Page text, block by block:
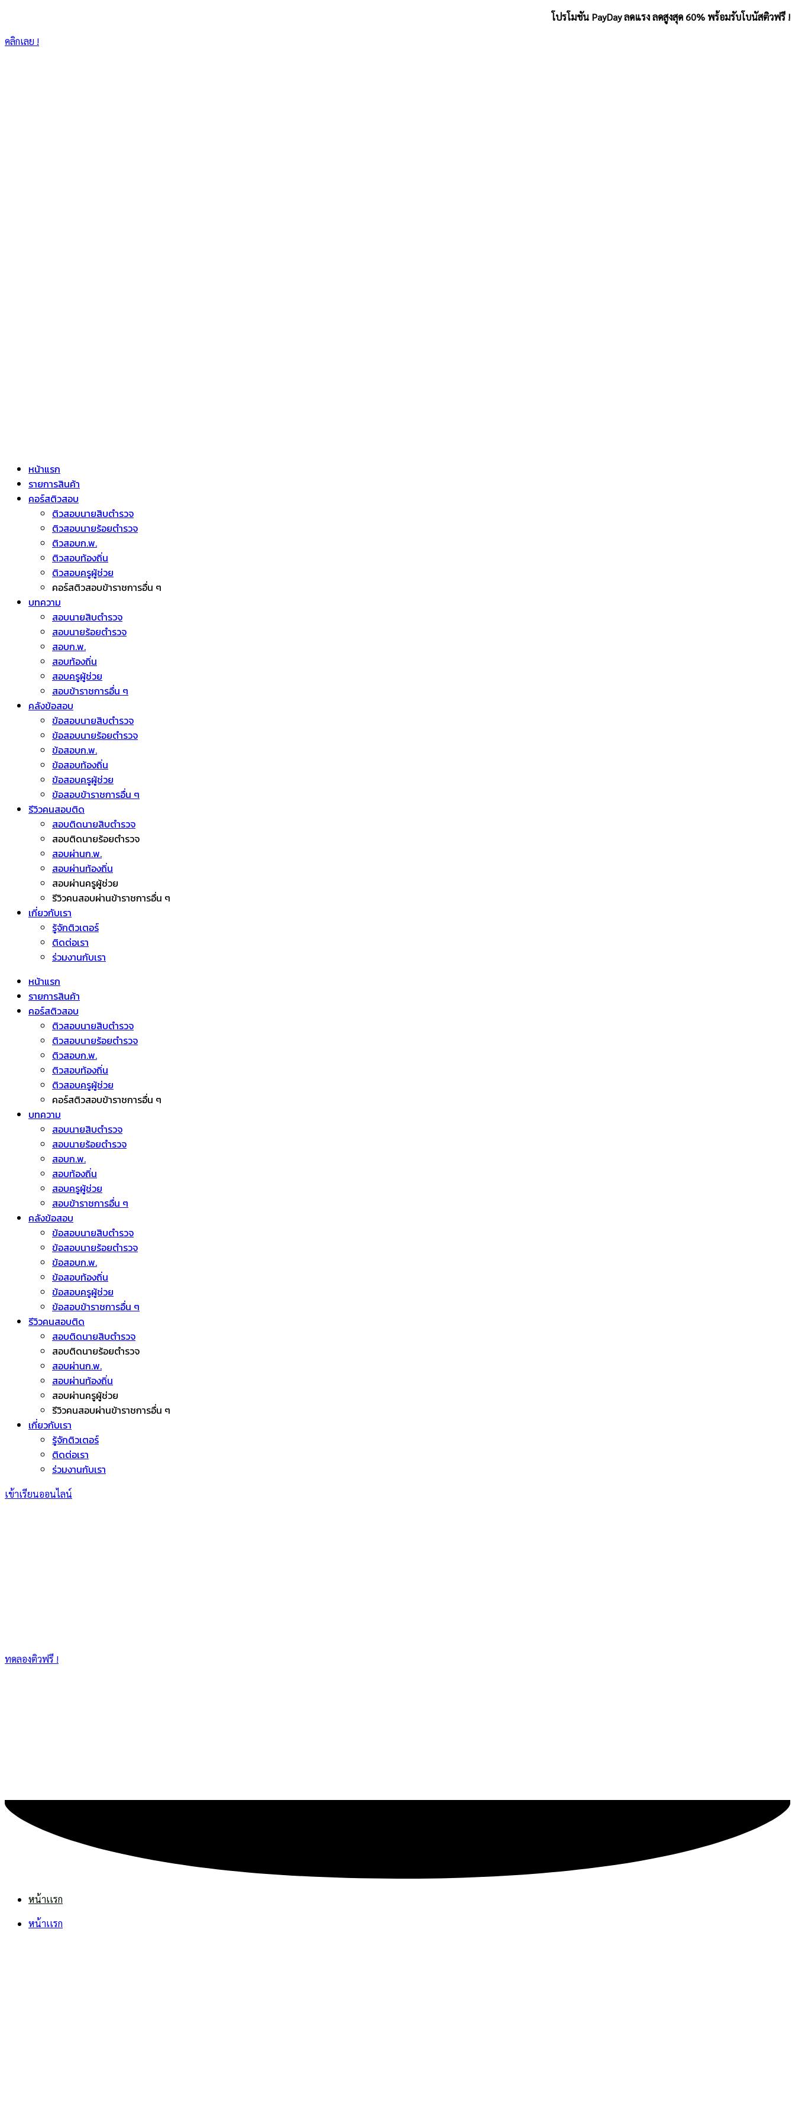
โปรโมชัน PayDay ลดแรง ลดสูงสุด 60% พร้อมรับโบนัสติวฟรี !
คลิกเลย !
หน้าแรก
รายการสินค้า
คอร์สติวสอบ
ติวสอบนายสิบตำรวจ
ติวสอบนายร้อยตำรวจ
ติวสอบก.พ.
ติวสอบท้องถิ่น
ติวสอบครูผู้ช่วย
คอร์สติวสอบข้าราชการอื่น ๆ
บทความ
สอบนายสิบตำรวจ
สอบนายร้อยตำรวจ
สอบก.พ.
สอบท้องถิ่น
สอบครูผู้ช่วย
สอบข้าราชการอื่น ๆ
คลังข้อสอบ
ข้อสอบนายสิบตำรวจ
ข้อสอบนายร้อยตำรวจ
ข้อสอบก.พ.
ข้อสอบท้องถิ่น
ข้อสอบครูผู้ช่วย
ข้อสอบข้าราชการอื่น ๆ
รีวิวคนสอบติด
สอบติดนายสิบตำรวจ
สอบติดนายร้อยตำรวจ
สอบผ่านก.พ.
สอบผ่านท้องถิ่น
สอบผ่านครูผู้ช่วย
รีวิวคนสอบผ่านข้าราชการอื่น ๆ
เกี่ยวกับเรา
รู้จักติวเตอร์
ติดต่อเรา
ร่วมงานกับเรา
หน้าแรก
รายการสินค้า
คอร์สติวสอบ
ติวสอบนายสิบตำรวจ
ติวสอบนายร้อยตำรวจ
ติวสอบก.พ.
ติวสอบท้องถิ่น
ติวสอบครูผู้ช่วย
คอร์สติวสอบข้าราชการอื่น ๆ
บทความ
สอบนายสิบตำรวจ
สอบนายร้อยตำรวจ
สอบก.พ.
สอบท้องถิ่น
สอบครูผู้ช่วย
สอบข้าราชการอื่น ๆ
คลังข้อสอบ
ข้อสอบนายสิบตำรวจ
ข้อสอบนายร้อยตำรวจ
ข้อสอบก.พ.
ข้อสอบท้องถิ่น
ข้อสอบครูผู้ช่วย
ข้อสอบข้าราชการอื่น ๆ
รีวิวคนสอบติด
สอบติดนายสิบตำรวจ
สอบติดนายร้อยตำรวจ
สอบผ่านก.พ.
สอบผ่านท้องถิ่น
สอบผ่านครูผู้ช่วย
รีวิวคนสอบผ่านข้าราชการอื่น ๆ
เกี่ยวกับเรา
รู้จักติวเตอร์
ติดต่อเรา
ร่วมงานกับเรา
เข้าเรียนออนไลน์
ทดลองติวฟรี !
หน้าเเรก
หน้าเเรก